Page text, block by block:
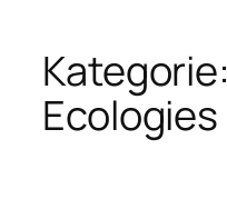
Kategorie:
Ecologies